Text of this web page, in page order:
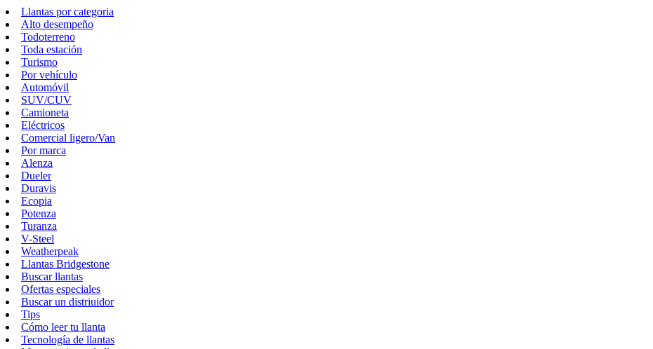
Llantas por categoria
Alto desempeño
Todoterreno
Toda estación
Turismo
Por vehículo
Automóvil
SUV/CUV
Camioneta
Eléctricos
Comercial ligero/Van
Por marca
Alenza
Dueler
Duravis
Ecopia
Potenza
Turanza
V-Steel
Weatherpeak
Llantas Bridgestone
Buscar llantas
Ofertas especiales
Buscar un distriuidor
Tips
Cómo leer tu llanta
Tecnología de llantas